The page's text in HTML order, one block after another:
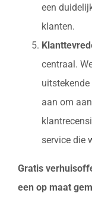
een
klanten.
centraal.
aan om
service die
Gratis
een op maat